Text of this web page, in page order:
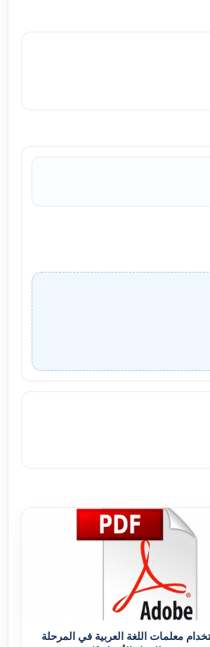
معلمات اللغة العربية في المرحلة